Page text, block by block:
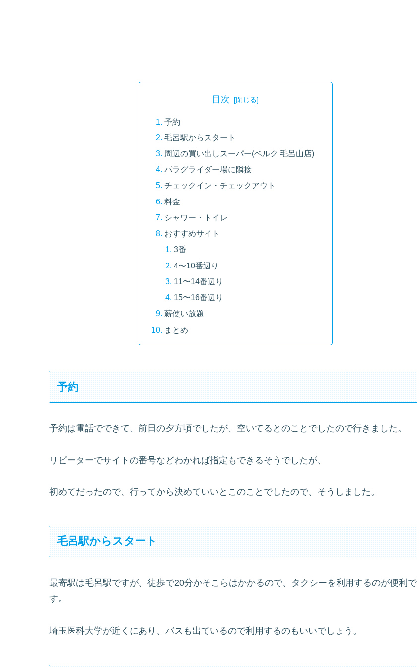
目次
予約
毛呂駅からスタート
周辺の買い出しスーパー(ベルク 毛呂山店)
パラグライダー場に隣接
チェックイン・チェックアウト
料金
シャワー・トイレ
おすすめサイト
3番
4〜10番辺り
11〜14番辺り
15〜16番辺り
薪使い放題
まとめ
予約
予約は電話でできて、前日の夕方頃でしたが、空いてるとのことでしたので行きました。
リピーターでサイトの番号などわかれば指定もできるそうでしたが、
初めてだったので、行ってから決めていいとこのことでしたので、そうしました。
毛呂駅からスタート
最寄駅は毛呂駅ですが、徒歩で20分かそこらはかかるので、タクシーを利用するのが便利で
す。
埼玉医科大学が近くにあり、バスも出ているので利用するのもいいでしょう。